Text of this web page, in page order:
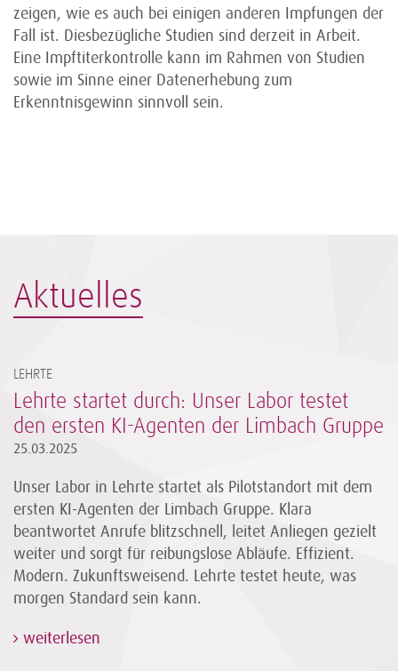
zeigen, wie es auch bei einigen anderen Impfungen der
Fall ist. Diesbezügliche Studien sind derzeit in Arbeit.
Eine Impftiterkontrolle kann im Rahmen von Studien
sowie im Sinne einer Datenerhebung zum
Erkenntnisgewinn sinnvoll sein.
Aktuelles
LEHRTE
Lehrte startet durch: Unser Labor testet
den ersten KI-Agenten der Limbach Gruppe
25.03.2025
Unser Labor in Lehrte startet als Pilotstandort mit dem
ersten KI-Agenten der Limbach Gruppe. Klara
beantwortet Anrufe blitzschnell, leitet Anliegen gezielt
weiter und sorgt für reibungslose Abläufe. Effizient.
Modern. Zukunftsweisend. Lehrte testet heute, was
morgen Standard sein kann.
weiterlesen